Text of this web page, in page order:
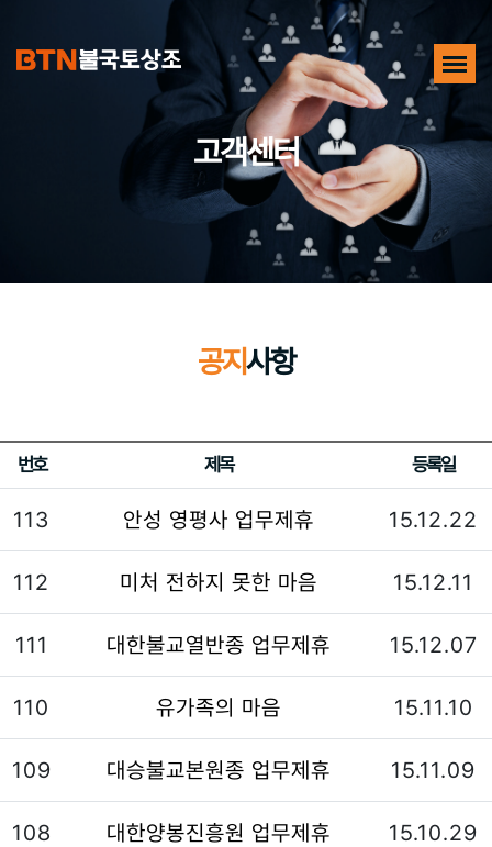
고객센터
공지사항
번호 제목 등록일
113 안성 영평사 업무제휴 15.12.22
112 미처 전하지 못한 마음 15.12.11
111 대한불교열반종 업무제휴 15.12.07
110 유가족의 마음 15.11.10
109 대승불교본원종 업무제휴 15.11.09
108 대한양봉진흥원 업무제휴 15.10.29